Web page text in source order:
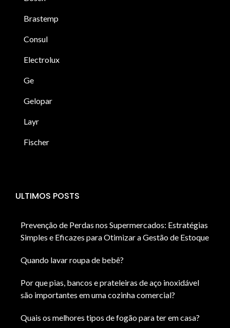
Brastemp
Consul
Electrolux
Ge
Gelopar
Layr
Fischer
ULTIMOS POSTS
Prevenção de Perdas nos Supermercados: Estratégias
Simples e Eficazes para Otimizar a Gestão de Estoque
Quando lavar roupa de bebê?
Por que pias, bancos e prateleiras de aço inoxidável
são importantes em uma cozinha comercial?
Quais os melhores tipos de fogão para ter em casa?